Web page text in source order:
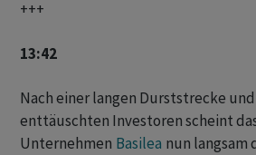
+++
13:42
Nach einer langen Durststrecke
enttäuschten Investoren scheint
Unternehmen Basilea nun langsam